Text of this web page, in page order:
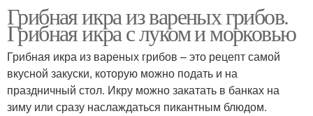
Грибная икра из вареных грибов.
Грибная икра с луком и морковью
Грибная икра из вареных грибов – это рецепт самой
вкусной закуски, которую можно подать и на
праздничный стол. Икру можно закатать в банках на
зиму или сразу наслаждаться пикантным блюдом.